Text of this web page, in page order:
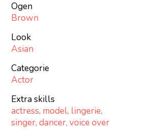
Ogen
Brown
Look
Asian
Categorie
Actor
Extra skills
actress, model, lingerie,
singer, dancer, voice over